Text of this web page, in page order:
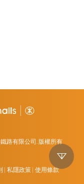
路有限公司. 版權所有
| 私隱政策 | 使用條款